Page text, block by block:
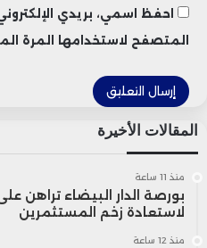
احفظ اسمي، بريدي
المتصفح لاستخدامها المرة
المقالات الأخيرة
منذ 11 ساعة
بورصة الدار البيضاء تراهن
لاستعادة زخم المستثمرين
منذ 12 ساعة